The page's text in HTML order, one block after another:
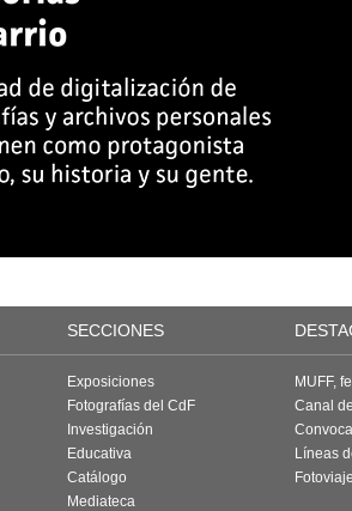
SECCIONES
Exposiciones
Fotografías del CdF
Investigación
Educativa
Catálogo
Mediateca
MUFF,
Canal
Líneas